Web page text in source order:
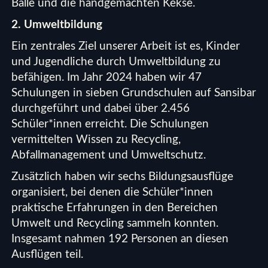
Bälle und die handgemachten Kekse.
2. Umweltbildung
Ein zentrales Ziel unserer Arbeit ist es, Kinder
und Jugendliche durch Umweltbildung zu
befähigen. Im Jahr 2024 haben wir 47
Schulungen in sieben Grundschulen auf Sansibar
durchgeführt und dabei über 2.456
Schüler*innen erreicht. Die Schulungen
vermittelten Wissen zu Recycling,
Abfallmanagement und Umweltschutz.
Zusätzlich haben wir sechs Bildungsausflüge
organisiert, bei denen die Schüler*innen
praktische Erfahrungen in den Bereichen
Umwelt und Recycling sammeln konnten.
Insgesamt nahmen 192 Personen an diesen
Ausflügen teil.